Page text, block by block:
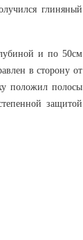
глиняный
и по 50см
в сторону от
положил полосы
защитой